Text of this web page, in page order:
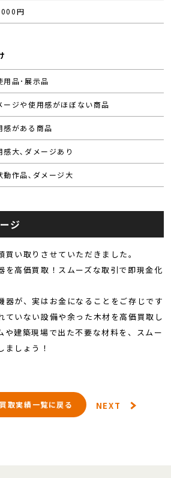
円
用品･展示品
ージや使用感がほぼない商品
感がある商品
感大､ダメージあり
動作品､ダメージ大
ジ
い取りさせていただきました。
を高価買取！スムーズな取引で即現金化
器が、実はお金になることをご存じです
ていない設備や余った木材を高価買取し
や建築現場で出た不要な材料を、スムー
ましょう！
買取実績一覧に戻る NEXT